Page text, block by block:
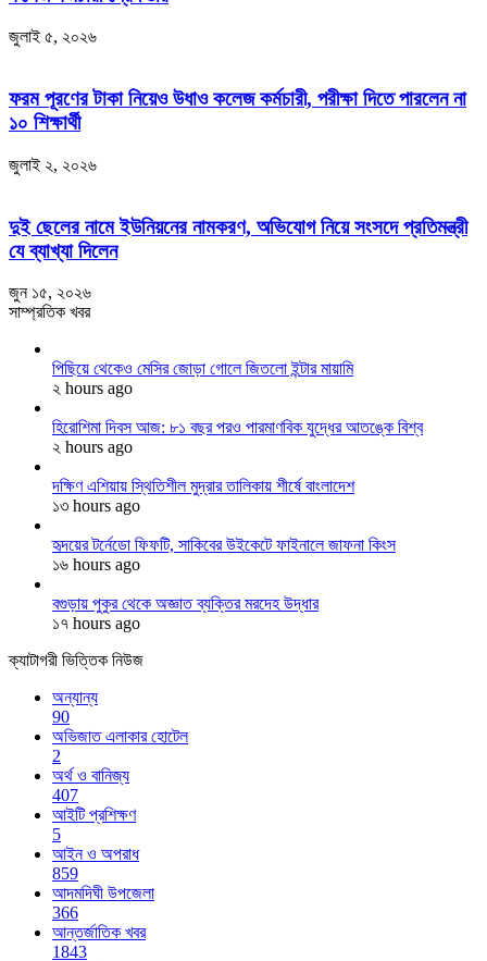
জুলাই ৫, ২০২৬
ফরম পূরণের টাকা নিয়েও উধাও কলেজ কর্মচারী, পরীক্ষা দিতে পারলেন না
১০ শিক্ষার্থী
জুলাই ২, ২০২৬
দুই ছেলের নামে ইউনিয়নের নামকরণ, অভিযোগ নিয়ে সংসদে প্রতিমন্ত্রী
যে ব্যাখ্যা দিলেন
জুন ১৫, ২০২৬
সাম্প্রতিক খবর
পিছিয়ে থেকেও মেসির জোড়া গোলে জিতলো ইন্টার মায়ামি
২ hours ago
হিরোশিমা দিবস আজ: ৮১ বছর পরও পারমাণবিক যুদ্ধের আতঙ্কে বিশ্ব
২ hours ago
দক্ষিণ এশিয়ায় স্থিতিশীল মুদ্রার তালিকায় শীর্ষে বাংলাদেশ
১৩ hours ago
হৃদয়ের টর্নেডো ফিফটি, সাকিবের উইকেটে ফাইনালে জাফনা কিংস
১৬ hours ago
বগুড়ায় পুকুর থেকে অজ্ঞাত ব্যক্তির মরদেহ উদ্ধার
১৭ hours ago
ক্যাটাগরী ভিত্তিক নিউজ
অন্যান্য
90
অভিজাত এলাকার হোটেল
2
অর্থ ও বানিজ্য
407
আইটি প্রশিক্ষণ
5
আইন ও অপরাধ
859
আদমদিঘী উপজেলা
366
আন্তর্জাতিক খবর
1843